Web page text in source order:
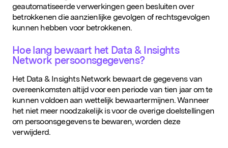
geautomatiseerde verwerkingen geen besluiten over
betrokkenen die aanzienlijke gevolgen of rechtsgevolgen
kunnen hebben voor betrokkenen.
Hoe lang bewaart het Data & Insights
Network persoonsgegevens?
Het Data & Insights Network bewaart de gegevens van
overeenkomsten altijd voor een periode van tien jaar om te
kunnen voldoen aan wettelijk bewaartermijnen. Wanneer
het niet meer noodzakelijk is voor de overige doelstellingen
om persoonsgegevens te bewaren, worden deze
verwijderd.